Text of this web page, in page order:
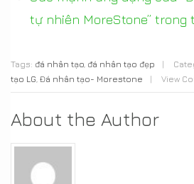
tự nhiên MoreStone”
Tags: đá nhân tạo đá nhân tạo đẹp |
tạo LG Đá nhân tạo- Morestone | View
About the Author